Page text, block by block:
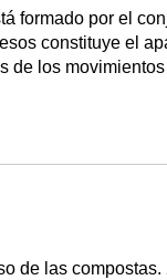
formado por el
constituye el
de los
de las